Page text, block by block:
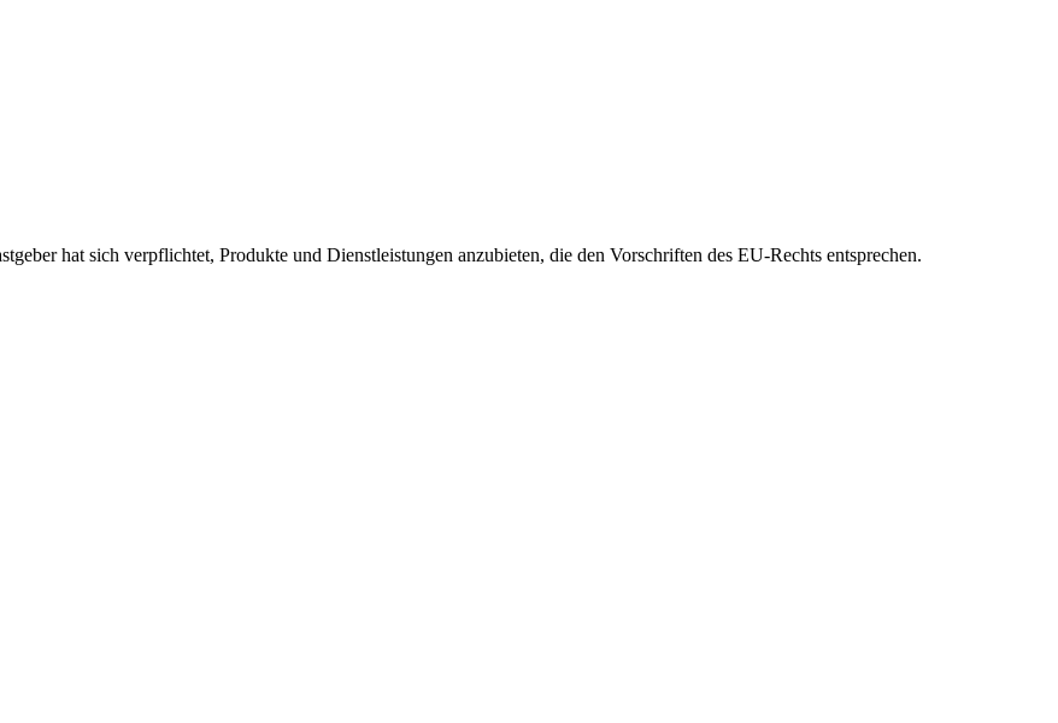
hat sich verpflichtet, Produkte und Dienstleistungen anzubieten, die den Vorschriften des EU-Rechts entsprechen.